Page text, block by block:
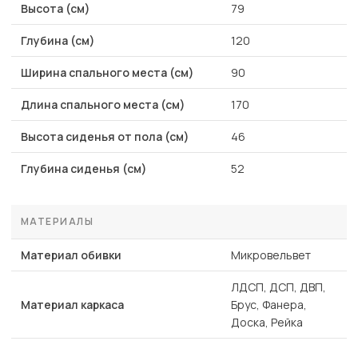
Высота (см) 79
Глубина (см) 120
Ширина спального места (см) 90
Длина спального места (см) 170
Высота сиденья от пола (см) 46
Глубина сиденья (см) 52
МАТЕРИАЛЫ
Материал обивки Микровельвет
Материал каркаса
ЛДСП, ДСП, ДВП,
Брус, Фанера,
Доска, Рейка